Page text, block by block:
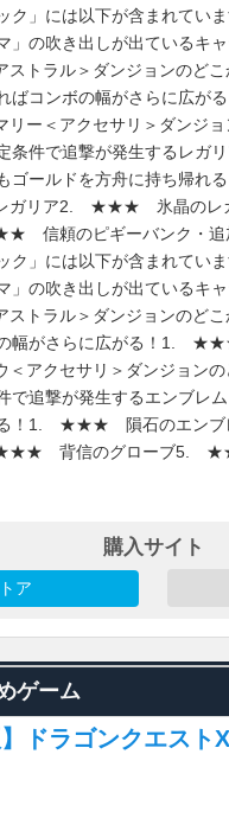
ク」には以下が含まれてい
」の吹き出しが出ているキ
トラル＞ダンジョンのど
きればコンボの幅がさら
＜アクセサリ＞ダンジョ
条件で追撃が発生するレガ
ゴールドを方舟に持ち帰れ
ガリア2. ★★★ 氷晶の
のピギーバンク・追加
ク」には以下が含まれてい
」の吹き出しが出ている
トラル＞ダンジョンのど
ボの幅がさらに広がる！
クセサリ＞ダンジョンの
で追撃が発生するエンブレ
どる！1. ★★★ 隕石のエ
背信のグローブ5.
購入サイト
ア
ゲーム
】ドラゴンクエス